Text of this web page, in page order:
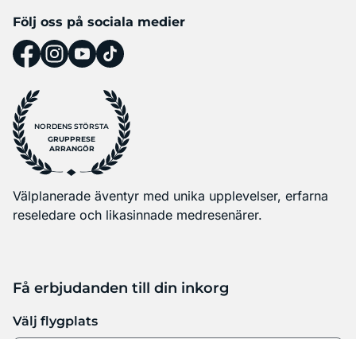
Följ oss på sociala medier
NORDENS STÖRSTA
GRUPPRESE
ARRANGÖR
Välplanerade äventyr med unika upplevelser, erfarna
reseledare och likasinnade medresenärer.
Få erbjudanden till din inkorg
Välj flygplats